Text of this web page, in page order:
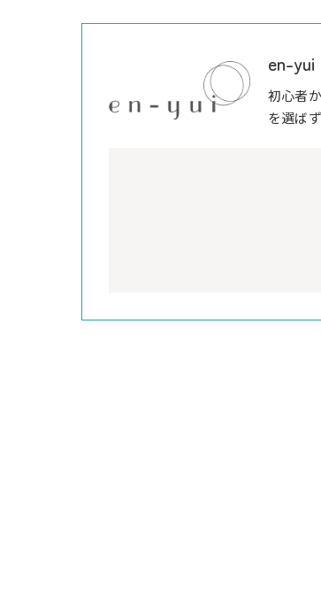
en-yui
初心者
を選ば